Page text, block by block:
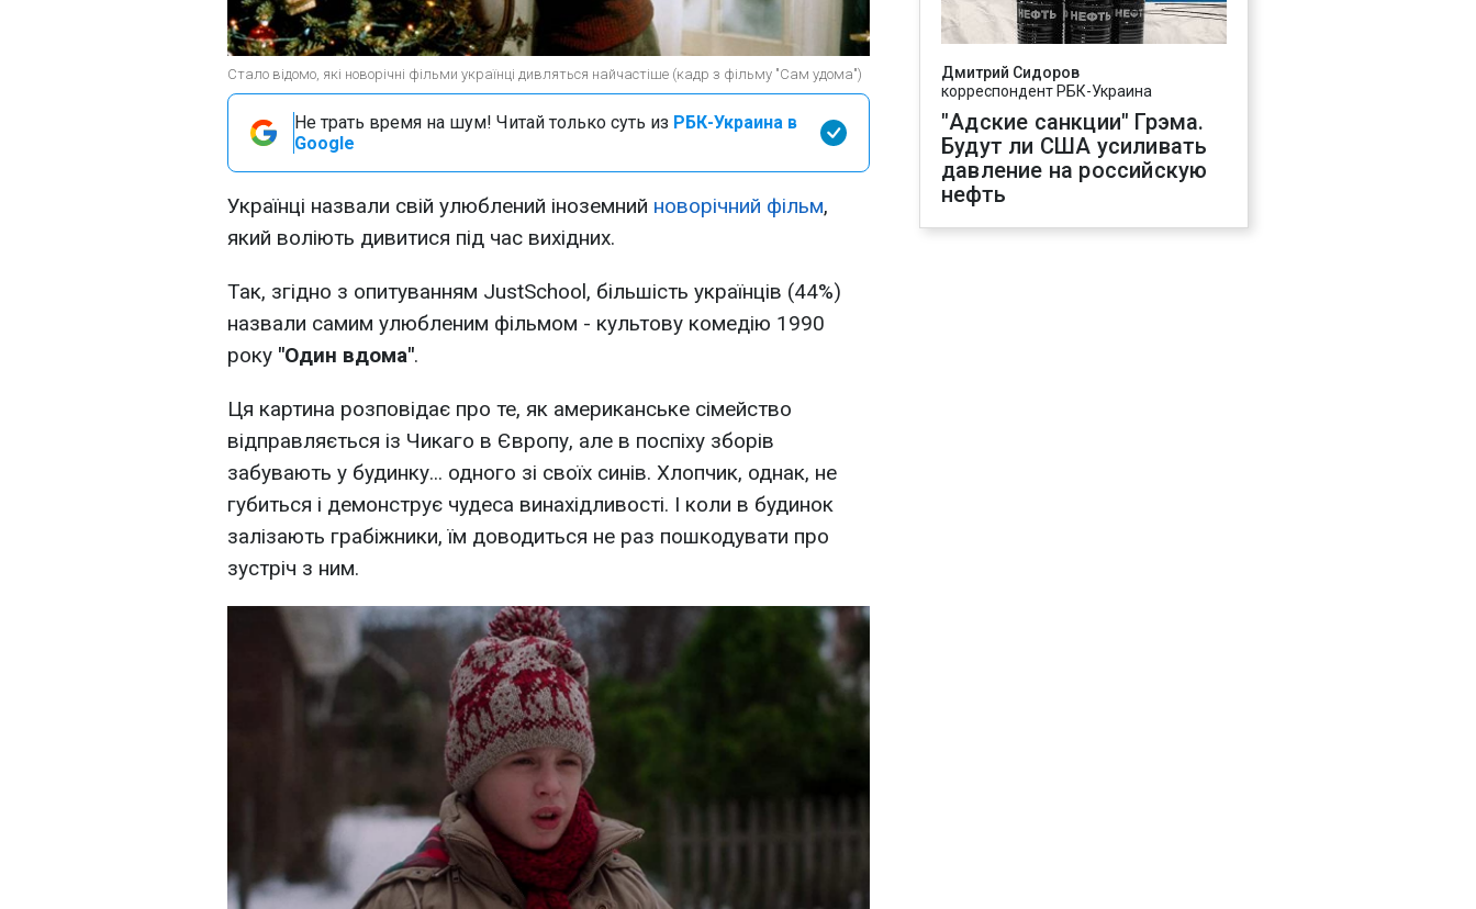
Стало відомо, які новорічні фільми українці дивляться найчастіше (кадр з фільму "Сам удома")
Не трать время на шум! Читай только суть из РБК-Украина в
Google
Українці назвали свій улюблений іноземний новорічний фільм,
який воліють дивитися під час вихідних.
Так, згідно з опитуванням JustSchool, більшість українців (44%)
назвали самим улюбленим фільмом - культову комедію 1990
року "Один вдома".
Ця картина розповідає про те, як американське сімейство
відправляється із Чикаго в Європу, але в поспіху зборів
забувають у будинку... одного зі своїх синів. Хлопчик, однак, не
губиться і демонструє чудеса винахідливості. І коли в будинок
залізають грабіжники, їм доводиться не раз пошкодувати про
зустріч з ним.
Дмитрий Сидоров
корреспондент РБК-Украина
"Адские санкции" Грэма.
Будут ли США усиливать
давление на российскую
нефть